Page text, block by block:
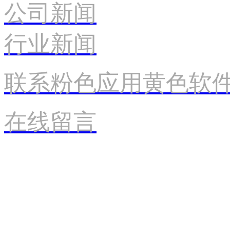
公司新闻
行业新闻
联系粉色应用黄色软
在线留言